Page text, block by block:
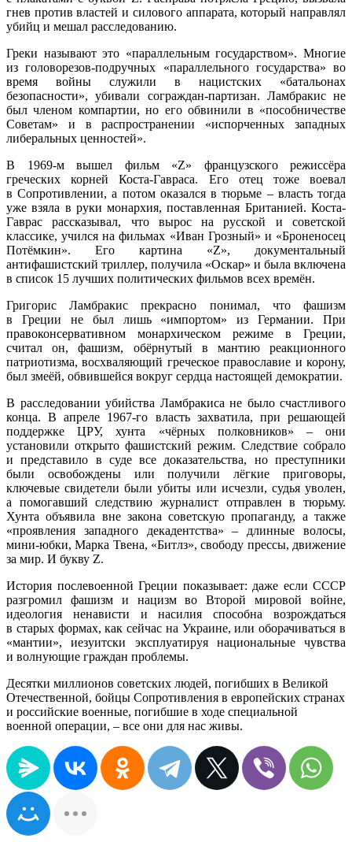
гнев против властей и силового аппарата, который направлял
убийц и мешал расследованию.
Греки называют это «параллельным государством». Многие
из головорезов-подручных «параллельного государства» во
время войны служили в нацистских «батальонах
безопасности», убивали сограждан-партизан. Ламбракис не
был членом компартии, но его обвинили в «пособничестве
Советам» и в распространении «испорченных западных
либеральных ценностей».
В 1969-м вышел фильм «Z» французского режиссёра
греческих корней Коста-Гавраса. Его отец тоже воевал
в Сопротивлении, а потом оказался в тюрьме – власть тогда
уже взяла в руки монархия, поставленная Британией. Коста-
Гаврас рассказывал, что вырос на русской и советской
классике, учился на фильмах «Иван Грозный» и «Броненосец
Потёмкин». Его картина «Z», документальный
антифашистский триллер, получила «Оскар» и была включена
в список 15 лучших политических фильмов всех времён.
Григорис Ламбракис прекрасно понимал, что фашизм
в Греции не был лишь «импортом» из Германии. При
правоконсервативном монархическом режиме в Греции,
считал он, фашизм, обёрнутый в мантию реакционного
патриотизма, восхваляющий греческое православие и корону,
был змеёй, обвившейся вокруг сердца настоящей демократии.
В расследовании убийства Ламбракиса не было счастливого
конца. В апреле 1967-го власть захватила, при решающей
поддержке ЦРУ, хунта «чёрных полковников» – они
установили открыто фашистский режим. Следствие собрало
и представило в суде все доказательства, но преступники
были освобождены или получили лёгкие приговоры,
ключевые свидетели были убиты или исчезли, судья уволен,
а помогавший следствию журналист отправлен в тюрьму.
Хунта объявила вне закона советскую пропаганду, а также
«проявления западного декадентства» – длинные волосы,
мини-юбки, Марка Твена, «Битлз», свободу прессы, движение
за мир. И букву Z.
История послевоенной Греции показывает: даже если СССР
разгромил фашизм и нацизм во Второй мировой войне,
идеология ненависти и насилия способна возрождаться
в старых формах, как сейчас на Украине, или оборачиваться в
«мантии», иезуитски эксплуатируя национальные чувства
и волнующие граждан проблемы.
Десятки миллионов советских людей, погибших в Великой
Отечественной, бойцы Сопротивления в европейских странах
и российские военные, погибшие в ходе специальной
военной операции, – все они для нас живы.